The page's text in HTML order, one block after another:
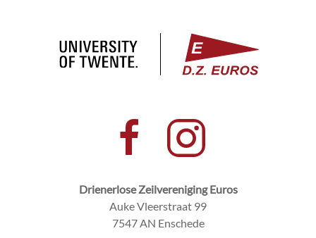
Drienerlose Zeilvereniging Euros
Auke Vleerstraat 99
7547 AN Enschede